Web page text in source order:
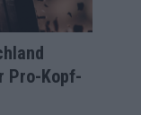
performt „Unknown“,
Halbfinale 2: Dänemark
Pro-Kopf-